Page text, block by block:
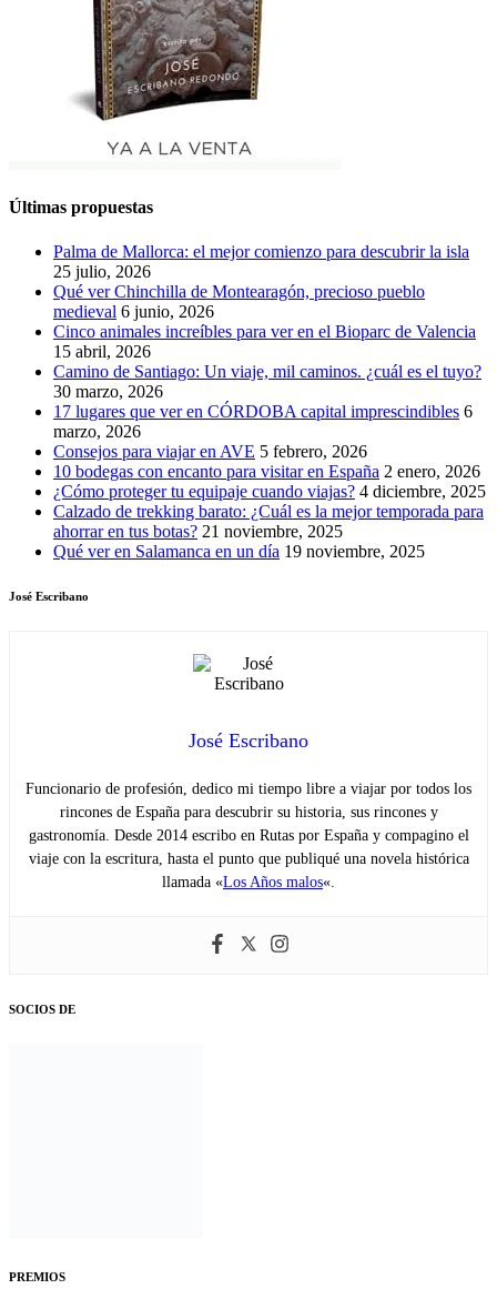
Últimas propuestas
Palma de Mallorca: el mejor comienzo para descubrir la isla
25 julio, 2026
Qué ver Chinchilla de Montearagón, precioso pueblo
medieval 6 junio, 2026
Cinco animales increíbles para ver en el Bioparc de Valencia
15 abril, 2026
Camino de Santiago: Un viaje, mil caminos. ¿cuál es el tuyo?
30 marzo, 2026
17 lugares que ver en CÓRDOBA capital imprescindibles 6
marzo, 2026
Consejos para viajar en AVE 5 febrero, 2026
10 bodegas con encanto para visitar en España 2 enero, 2026
¿Cómo proteger tu equipaje cuando viajas? 4 diciembre, 2025
Calzado de trekking barato: ¿Cuál es la mejor temporada para
ahorrar en tus botas? 21 noviembre, 2025
Qué ver en Salamanca en un día 19 noviembre, 2025
José Escribano
José Escribano
Funcionario de profesión, dedico mi tiempo libre a viajar por todos los
rincones de España para descubrir su historia, sus rincones y
gastronomía. Desde 2014 escribo en Rutas por España y compagino el
viaje con la escritura, hasta el punto que publiqué una novela histórica
llamada «Los Años malos«.
SOCIOS DE
PREMIOS